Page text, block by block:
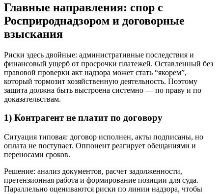
Главные направления: спор с
Росприроднадзором и договорные
взыскания
Риски здесь двойные: административные последствия и
финансовый ущерб от просрочки платежей. Оставленный без
правовой проверки акт надзора может стать “якорем”,
который тормозит хозяйственную деятельность. Поэтому
защита должна быть выстроена системно — по праву и по
доказательствам.
1) Контрагент не платит по договору
Ситуация типовая: договор исполнен, акты подписаны, но
оплата не поступает. Оппонент реагирует обещаниями и
переносами сроков.
Решение: анализ документов, расчет задолженности,
претензионная работа и формирование позиции для суда.
Параллельно оцениваются риски по линии надзора, чтобы